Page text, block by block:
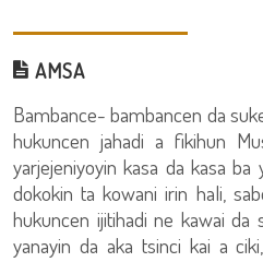
AMSA
Bambance- bambancen da
hukuncen jahadi a fikihun
yarjejeniyoyin kasa da kasa
dokokin ta kowani irin hali,
hukuncen ijitihadi ne kawai da
yanayin da aka tsinci kai a